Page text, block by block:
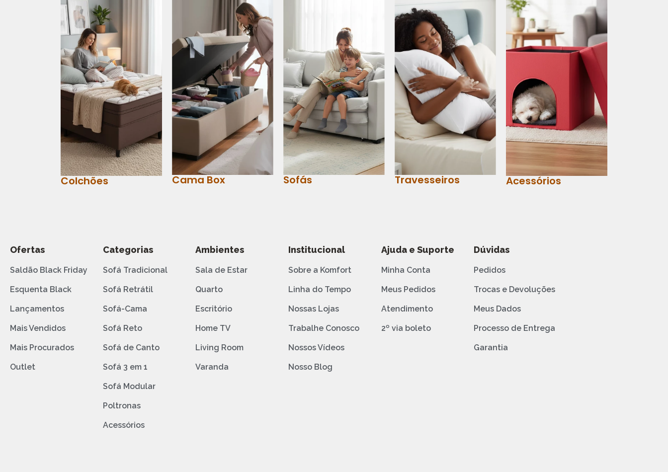
Colchões Cama Box Sofás Travesseiros Acessórios
Ofertas
Saldão Black Friday
Esquenta Black
Lançamentos
Mais Vendidos
Mais Procurados
Outlet
Categorias
Sofá Tradicional
Sofá Retrátil
Sofá-Cama
Sofá Reto
Sofá de Canto
Sofá 3 em 1
Sofá Modular
Poltronas
Acessórios
Ambientes
Sala de Estar
Quarto
Escritório
Home TV
Living Room
Varanda
Institucional
Sobre a Komfort
Linha do Tempo
Nossas Lojas
Trabalhe Conosco
Nossos Vídeos
Nosso Blog
Ajuda e Suporte
Minha Conta
Meus Pedidos
Atendimento
2º via boleto
Dúvidas
Pedidos
Trocas e Devoluções
Meus Dados
Processo de Entrega
Garantia